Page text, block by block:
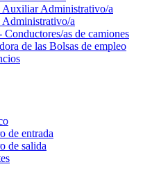
Auxiliar Administrativo/a
Administrativo/a
as de camiones
de las Bolsas de empleo
de entrada
de salida